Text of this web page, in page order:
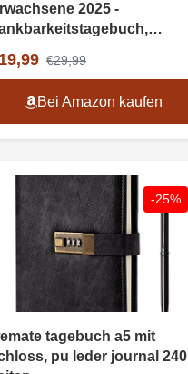
2025 -
€29,99
Bei Amazon kaufen
-25%
tagebuch a5 mit
pu leder journal 240